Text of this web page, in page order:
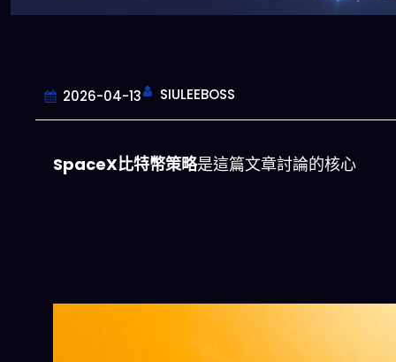
2026-04-13 SIULEEBOSS
SpaceX比特幣策略是這篇文章討論的核心